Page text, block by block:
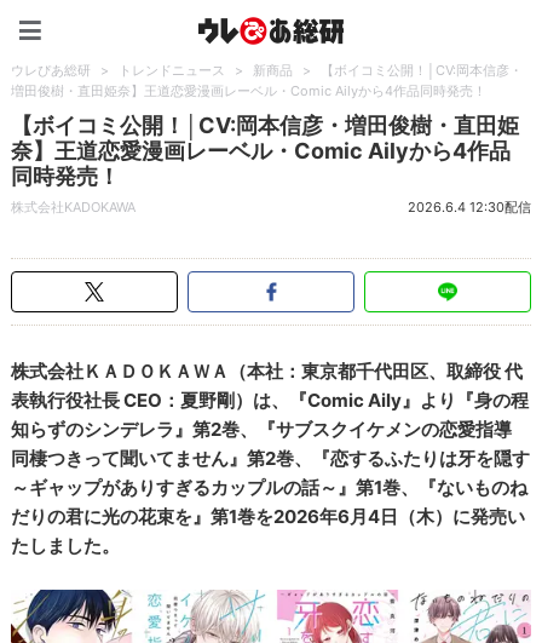
ウレぴあ総研 > トレンドニュース > 新商品 >
【ボイコミ公開！│CV:岡本信彦・
増田俊樹・直田姫奈】王道恋愛漫画レーベル・Comic Ailyから4作品同時発売！
【ボイコミ公開！│CV:岡本信彦・増田俊樹・直田姫
奈】王道恋愛漫画レーベル・Comic Ailyから4作品
同時発売！
株式会社KADOKAWA 2026.6.4 12:30配信
株式会社ＫＡＤＯＫＡＷＡ（本社：東京都千代田区、取締役 代
表執行役社長 CEO：夏野剛）は、『Comic Aily』より『身の程
知らずのシンデレラ』第2巻、『サブスクイケメンの恋愛指導
同棲つきって聞いてません』第2巻、『恋するふたりは牙を隠す
～ギャップがありすぎるカップルの話～』第1巻、『ないものね
だりの君に光の花束を』第1巻を2026年6月4日（木）に発売い
たしました。